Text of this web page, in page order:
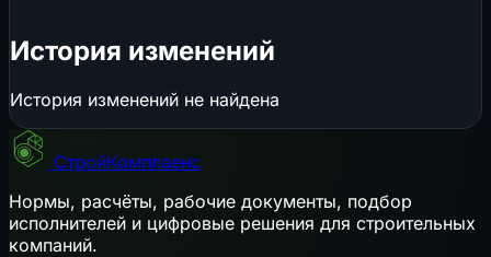
История изменений
История изменений не найдена
СтройКомплаенс
Нормы, расчёты, рабочие документы, подбор
исполнителей и цифровые решения для строительных
компаний.